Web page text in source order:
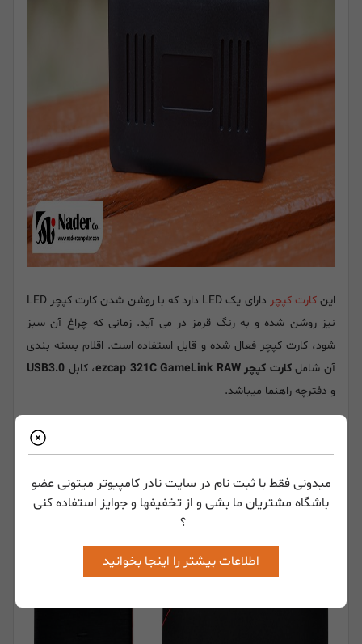
میدونی فقط با ثبت نام در سایت نادر کامپیوتر میتونی عضو
باشگاه مشتریان ما بشی و از تخفیفها و جوایز استفاده کنی
؟
اطلاعات بیشتر را اینجا بخوانید
اینکارت کپچر
دارای یک LED دارد که با روشن شدن کارت کپچر LED
نیز روشن شده و به رنگ قرمز در می آید. زمانی که چراغ آن سبز
شود، کارت کپچر فعال شده و قابل استفاده است. اقلام بسته بندی
آن شاملکارت کپچر ezcap 321C GameLink RAW ، کابل USB3.0
و دفترچه راهنما میباشد.